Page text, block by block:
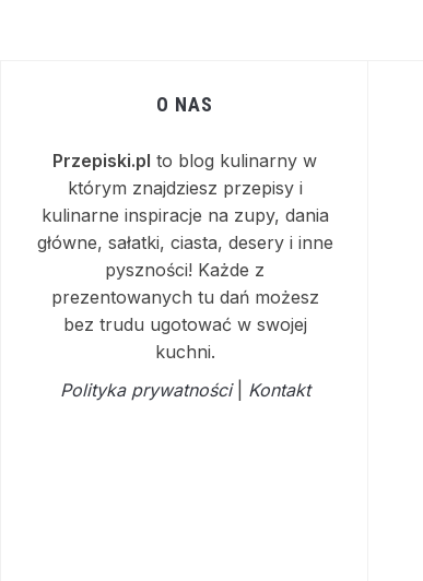
O NAS
Przepiski.pl to blog kulinarny w
którym znajdziesz przepisy i
kulinarne inspiracje na zupy, dania
główne, sałatki, ciasta, desery i inne
pyszności! Każde z
prezentowanych tu dań możesz
bez trudu ugotować w swojej
kuchni.
Polityka prywatności| Kontakt